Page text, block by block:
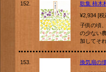
152.
歌集 柿木
¥2,934 [
子供の頃
の少ない
加してそ
153.
換気扇の